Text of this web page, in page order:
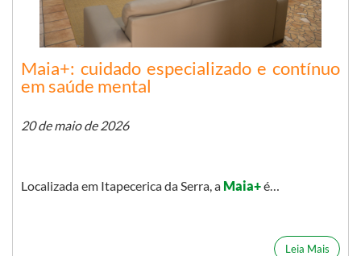
Maia+: cuidado especializado e contínuo
em saúde mental
20 de maio de 2026
Localizada em Itapecerica da Serra, a Maia+é…
Leia Mais